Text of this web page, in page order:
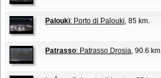
Palouki: Porto di Palouki , 85 km.
Patrasso: Patrasso Drosia , 90.6 km.